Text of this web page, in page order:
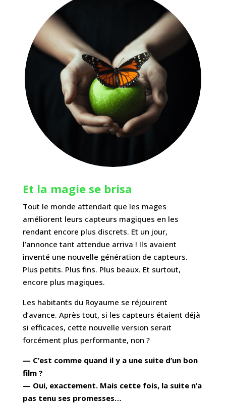
Et la magie se brisa
Tout le monde attendait que les mages
améliorent leurs capteurs magiques en les
rendant encore plus discrets. Et un jour,
l’annonce tant attendue arriva ! Ils avaient
inventé une nouvelle génération de capteurs.
Plus petits. Plus fins. Plus beaux. Et surtout,
encore plus magiques.
Les habitants du Royaume se réjouirent
d’avance. Après tout, si les capteurs étaient déjà
si efficaces, cette nouvelle version serait
forcément plus performante, non ?
— C’est comme quand il y a une suite d’un bon
film ?
— Oui, exactement. Mais cette fois, la suite n’a
pas tenu ses promesses…